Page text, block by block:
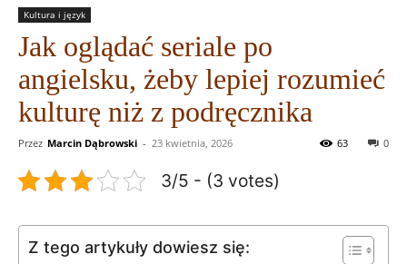
Kultura i język
Jak oglądać seriale po
angielsku, żeby lepiej rozumieć
kulturę niż z podręcznika
Przez Marcin Dąbrowski - 23 kwietnia, 2026 0
63
3/5 - (3 votes)
Z tego artykuły dowiesz się: